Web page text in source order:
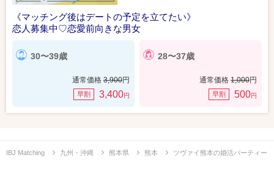
《マッチング後はデートの予定を立てたい》
恋人募集中♡恋愛前向きな男女
30〜39歳
通常価格 3,900円
早割 3,400円
28〜37歳
通常価格 1,000円
早割 500円
IBJ Matching 九州・沖縄 熊本県 熊本 ツヴァイ熊本の婚活パーティー